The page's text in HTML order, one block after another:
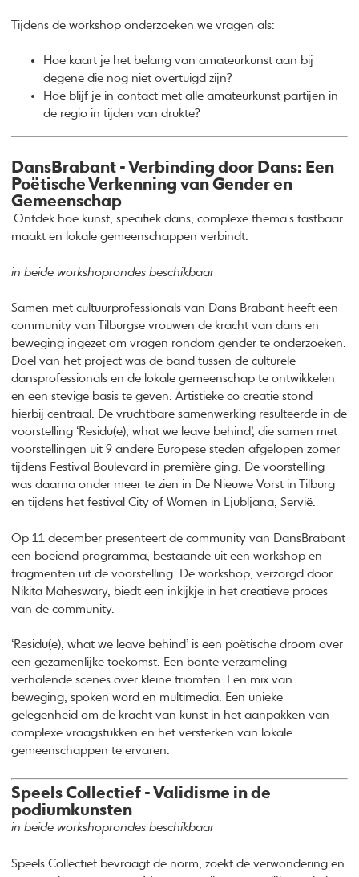
Tijdens de workshop onderzoeken we vragen als:
Hoe kaart je het belang van amateurkunst aan bij
degene die nog niet overtuigd zijn?
Hoe blijf je in contact met alle amateurkunst partijen in
de regio in tijden van drukte?
DansBrabant - Verbinding door Dans: Een
Poëtische Verkenning van Gender en
Gemeenschap
Ontdek hoe kunst, specifiek dans, complexe thema's tastbaar
maakt en lokale gemeenschappen verbindt.
in beide workshoprondes beschikbaar
Samen met cultuurprofessionals van Dans Brabant heeft een
community van Tilburgse vrouwen de kracht van dans en
beweging ingezet om vragen rondom gender te onderzoeken.
Doel van het project was de band tussen de culturele
dansprofessionals en de lokale gemeenschap te ontwikkelen
en een stevige basis te geven. Artistieke co creatie stond
hierbij centraal. De vruchtbare samenwerking resulteerde in de
voorstelling ‘Residu(e), what we leave behind’, die samen met
voorstellingen uit 9 andere Europese steden afgelopen zomer
tijdens Festival Boulevard in première ging. De voorstelling
was daarna onder meer te zien in De Nieuwe Vorst in Tilburg
en tijdens het festival City of Women in Ljubljana, Servië.
Op 11 december presenteert de community van DansBrabant
een boeiend programma, bestaande uit een workshop en
fragmenten uit de voorstelling. De workshop, verzorgd door
Nikita Maheswary, biedt een inkijkje in het creatieve proces
van de community.
‘Residu(e), what we leave behind’ is een poëtische droom over
een gezamenlijke toekomst. Een bonte verzameling
verhalende scenes over kleine triomfen. Een mix van
beweging, spoken word en multimedia. Een unieke
gelegenheid om de kracht van kunst in het aanpakken van
complexe vraagstukken en het versterken van lokale
gemeenschappen te ervaren.
Speels Collectief - Validisme in de
podiumkunsten
in beide workshoprondes beschikbaar
Speels Collectief bevraagt de norm, zoekt de verwondering en